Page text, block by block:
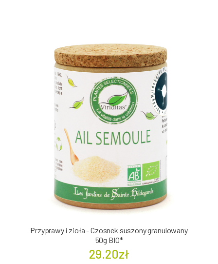
Przyprawy i zioła - Czosnek suszony granulowany
50g BIO*
29.20zł